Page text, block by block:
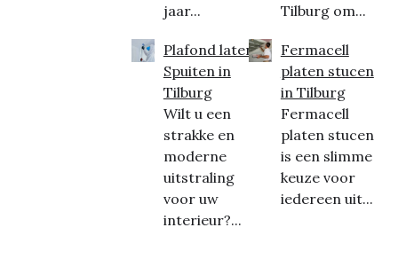
jaar...
Plafond laten
Spuiten in
Tilburg
Wilt u een
strakke en
moderne
uitstraling
voor uw
interieur?...
Tilburg om...
Fermacell
platen stucen
in Tilburg
Fermacell
platen stucen
is een slimme
keuze voor
iedereen uit...